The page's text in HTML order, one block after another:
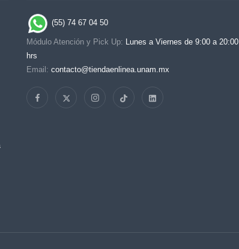
(55) 74 67 04 50
Módulo Atención y Pick Up: Lunes a Viernes de 9:00 a 20:00
hrs
Email: contacto@tiendaenlinea.unam.mx